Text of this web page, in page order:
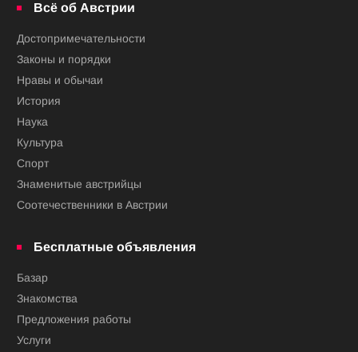
Всё об Австрии
Достопримечательности
Законы и порядки
Нравы и обычаи
История
Наука
Культура
Спорт
Знаменитые австрийцы
Соотечественники в Австрии
Бесплатные объявления
Базар
Знакомства
Предложения работы
Услуги